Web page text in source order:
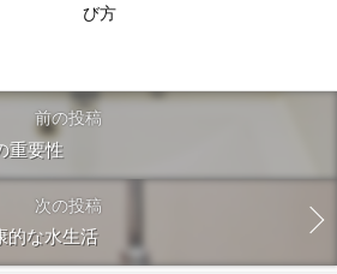
び方
前の投稿
重要性
次の投稿
的な水生活